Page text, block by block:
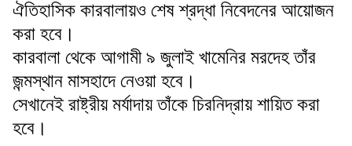
ঐতিহাসিক কারবালায়ও শেষ শ্রদ্ধা নিবেদনের আয়োজন
করা হবে।
কারবালা থেকে আগামী ৯ জুলাই খামেনির মরদেহ তাঁর
জন্মস্থান মাসহাদে নেওয়া হবে।
সেখানেই রাষ্ট্রীয় মর্যাদায় তাঁকে চিরনিদ্রায় শায়িত করা
হবে।